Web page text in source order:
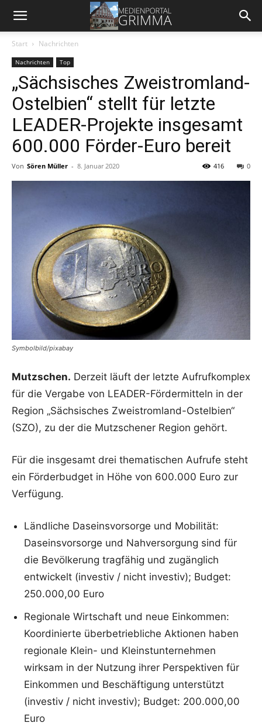
Start Nachrichten
Nachrichten Top
„Sächsisches Zweistromland-
Ostelbien“ stellt für letzte
LEADER-Projekte insgesamt
600.000 Förder-Euro bereit
Von Sören Müller - 8. Januar 2020 0
416
Symbolbild/pixabay
Mutzschen. Derzeit läuft der letzte Aufrufkomplex
für die Vergabe von LEADER-Fördermitteln in der
Region „Sächsisches Zweistromland-Ostelbien“
(SZO), zu der die Mutzschener Region gehört.
Für die insgesamt drei thematischen Aufrufe steht
ein Förderbudget in Höhe von 600.000 Euro zur
Verfügung.
Ländliche Daseinsvorsorge und Mobilität:
Daseinsvorsorge und Nahversorgung sind für
die Bevölkerung tragfähig und zugänglich
entwickelt (investiv / nicht investiv); Budget:
250.000,00 Euro
Regionale Wirtschaft und neue Einkommen:
Koordinierte überbetriebliche Aktionen haben
regionale Klein- und Kleinstunternehmen
wirksam in der Nutzung ihrer Perspektiven für
Einkommen und Beschäftigung unterstützt
(investiv / nicht investiv); Budget: 200.000,00
Euro